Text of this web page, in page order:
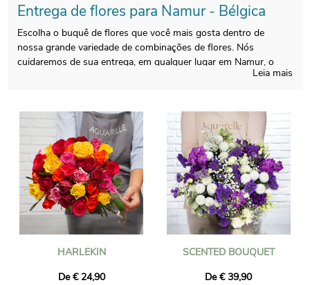
Entrega de flores para Namur - Bélgica
Escolha o buquê de flores que você mais gosta dentro de
nossa grande variedade de combinações de flores. Nós
cuidaremos de sua entrega, em qualquer lugar em Namur, o
garantimos que as flores entregues sejam frescas e sazonais.
Pode ter a certeza que o bouquet de flores que encomendou é
exatamente igual ao que lhe entregamos. Para ter certeza de
que é o mesmo, sempre tiramos uma foto dele e enviamos para
você por e-mail.
Leia mais
HARLEKIN
De € 24,90
SCENTED BOUQUET
De € 39,90